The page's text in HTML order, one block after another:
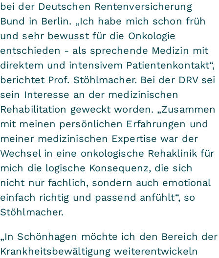
bei der Deutschen Rentenversicherung
Bund in Berlin. „Ich habe mich schon früh
und sehr bewusst für die Onkologie
entschieden - als sprechende Medizin mit
direktem und intensivem Patientenkontakt“,
berichtet Prof. Stöhlmacher. Bei der DRV sei
sein Interesse an der medizinischen
Rehabilitation geweckt worden. „Zusammen
mit meinen persönlichen Erfahrungen und
meiner medizinischen Expertise war der
Wechsel in eine onkologische Rehaklinik für
mich die logische Konsequenz, die sich
nicht nur fachlich, sondern auch emotional
einfach richtig und passend anfühlt“, so
Stöhlmacher.
„In Schönhagen möchte ich den Bereich der
Krankheitsbewältigung weiterentwickeln